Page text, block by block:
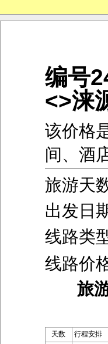
编号
<>涞
该价格
间、酒
旅游天
出发日
线路类
线路价
旅
天数 行程安排